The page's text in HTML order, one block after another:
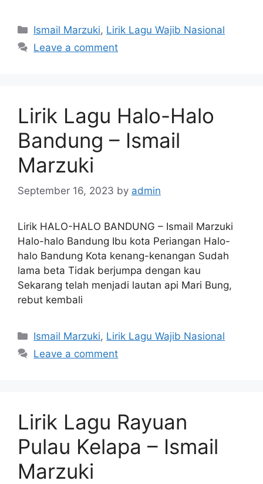
Categories
Ismail Marzuki, Lirik Lagu Wajib Nasional
Leave a comment
Lirik Lagu Halo-Halo
Bandung – Ismail
Marzuki
September 16, 2023 by admin
Lirik HALO-HALO BANDUNG – Ismail Marzuki
Halo-halo Bandung Ibu kota Periangan Halo-
halo Bandung Kota kenang-kenangan Sudah
lama beta Tidak berjumpa dengan kau
Sekarang telah menjadi lautan api Mari Bung,
rebut kembali
Categories
Ismail Marzuki, Lirik Lagu Wajib Nasional
Leave a comment
Lirik Lagu Rayuan
Pulau Kelapa – Ismail
Marzuki